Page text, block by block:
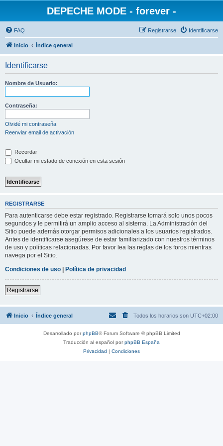
DEPECHE MODE - forever -
FAQ Identificarse
Registrarse
Inicio Índice general
Identificarse
Nombre de Usuario:
Contraseña:
Olvidé mi contraseña
Reenviar email de activación
Recordar
Ocultar mi estado de conexión en esta sesión
REGISTRARSE
Para autenticarse debe estar registrado. Registrarse tomará solo unos pocos
segundos y le permitirá un amplio acceso al sistema. La Administración del
Sitio puede además otorgar permisos adicionales a los usuarios registrados.
Antes de identificarse asegúrese de estar familiarizado con nuestros términos
de uso y políticas relacionadas. Por favor lea las reglas de los foros mientras
navega por el Sitio.
Condiciones de uso | Política de privacidad
Registrarse
Inicio Índice general Todos los horarios son UTC+02:00
Desarrollado porphpBB® Forum Software © phpBB Limited
Traducción al español porphpBB España
Privacidad | Condiciones